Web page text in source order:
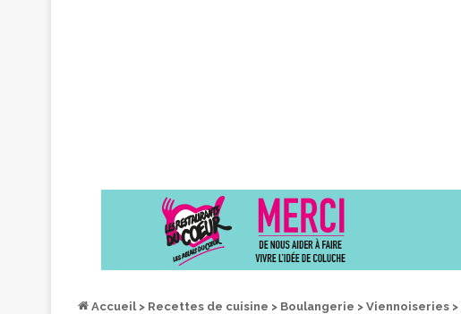
Accueil > Recettes de cuisine > Boulangerie > Viennoiseries >